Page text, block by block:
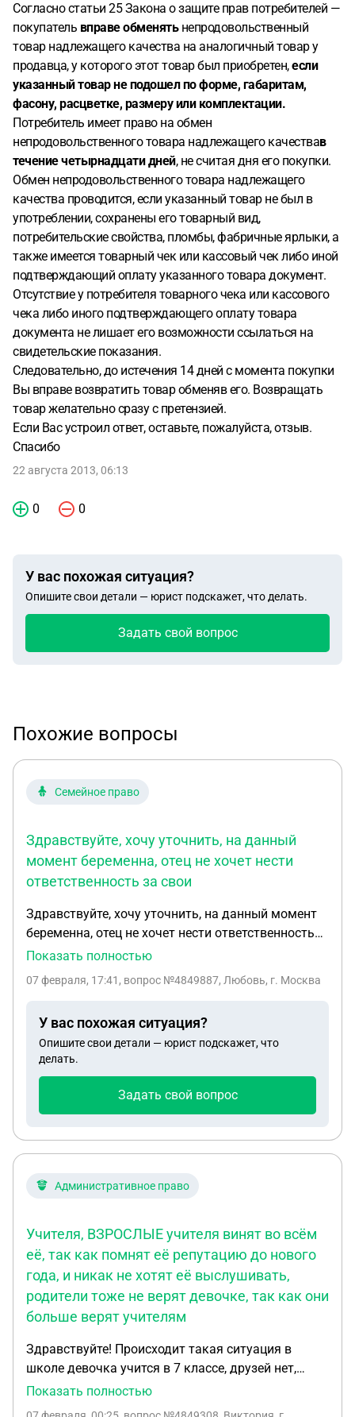
Согласно статьи 25 Закона о защите прав потребителей —
покупатель вправеобменятьнепродовольственный
товар надлежащего качества на аналогичный товар у
продавца, у которого этот товар был приобретен,если
указанный товар не подошел по форме, габаритам,
фасону, расцветке, размеру или комплектации.
Потребитель имеет право на обмен
непродовольственного товара надлежащего качествав
течение четырнадцати дней, не считая дня его покупки.
Обмен непродовольственного товара надлежащего
качества проводится, если указанный товар не был в
употреблении, сохранены его товарный вид,
потребительские свойства, пломбы, фабричные ярлыки, а
также имеется товарный чек или кассовый чек либо иной
подтверждающий оплату указанного товара документ.
Отсутствие у потребителя товарного чека или кассового
чека либо иного подтверждающего оплату товара
документа не лишает его возможности ссылаться на
свидетельские показания.
Следовательно, до истечения 14 дней с момента покупки
Вы вправе возвратить товар обменяв его. Возвращать
товар желательно сразу с претензией.
Если Вас устроил ответ, оставьте, пожалуйста, отзыв.
Спасибо
22 августа 2013, 06:13
0 0
У вас похожая ситуация?
Опишите свои детали — юрист подскажет, что делать.
Задать свой вопрос
Похожие вопросы
Семейное право
Здравствуйте, хочу уточнить, на данный
момент беременна, отец не хочет нести
ответственность за свои
Здравствуйте, хочу уточнить, на данный момент
беременна, отец не хочет нести ответственность
за свои действия к сожалению, доказать
него, в интернете пишут, видео, фото, переписка, у
чтобы он мне глаза не мозолил, есть медицинские
документы которые он проходил вместе со мной
по беременности, но думаю это не
какие способы, спасибо
Показать полностью
07 февраля, 17:41 , вопрос №4849887, Любовь, г. Москва
У вас похожая ситуация?
Опишите свои детали — юрист подскажет, что
делать.
Задать свой вопрос
Административное право
Учителя, ВЗРОСЛЫЕ учителя винят во всём
её, так как помнят её репутацию до нового
года, и никак не хотят её выслушивать,
родители тоже не верят девочке, так как они
больше верят учителям
Здравствуйте! Происходит такая ситуация в
школе девочка учится в 7 классе, друзей нет,
хочет подружится, но вместо этого её булят, так
Показать полностью